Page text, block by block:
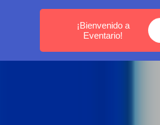
MEDELLÍN - BOGOTÁ -
¡Bienvenido a
Eventario!